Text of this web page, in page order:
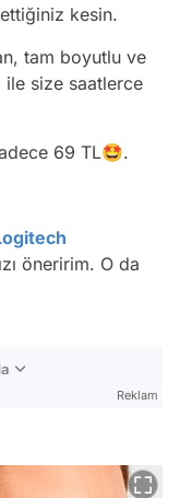
kesin.
tam boyutlu ve
ile size saatlerce
69 TL🤩.
öneririm. O da
Reklam